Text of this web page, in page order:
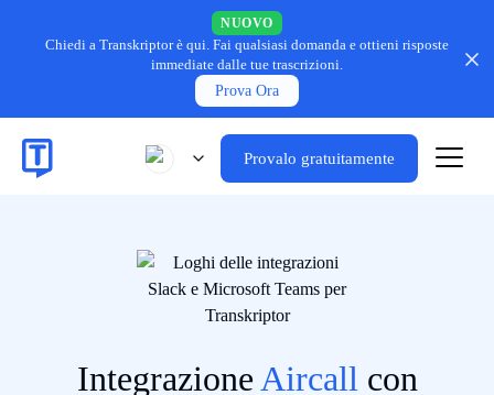
NUOVO
Chiedi a Transkriptor è qui. Fai qualsiasi domanda e ottieni risposte
immediate dalle tue trascrizioni.
Prova Ora
Provalo gratuitamente
Integrazione Aircall con